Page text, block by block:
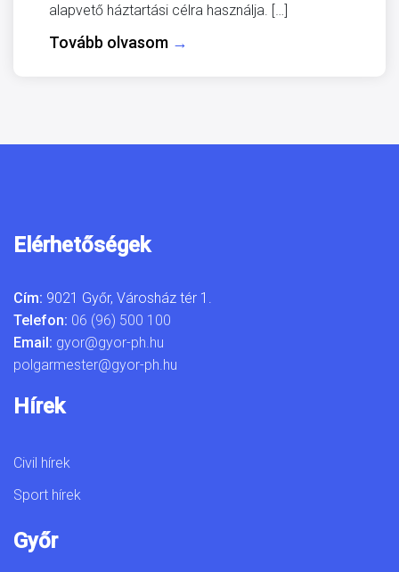
alapvető háztartási célra használja. […]
Tovább olvasom →
Elérhetőségek
Cím: 9021 Győr, Városház tér 1.
Telefon: 06 (96) 500 100
Email: gyor@gyor-ph.hu
polgarmester@gyor-ph.hu
Hírek
Civil hírek
Sport hírek
Győr